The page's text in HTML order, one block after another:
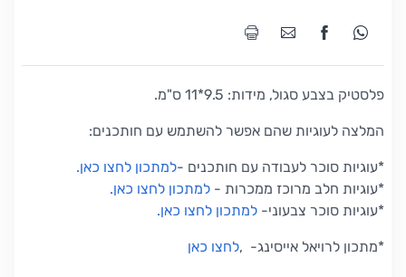
פלסטיק בצבע סגול, מידות: 9.5*11 ס"מ.
המלצה לעוגיות שהם אפשר להשתמש עם חותכנים:
*עוגיות סוכר לעבודה עם חותכנים -למתכון לחצו כאן.
*עוגיות חלב מרוכז ממכרות - למתכון לחצו כאן.
*עוגיות סוכר צבעוני- למתכון לחצו כאן.
*מתכון לרויאל אייסינג- ,לחצו כאן